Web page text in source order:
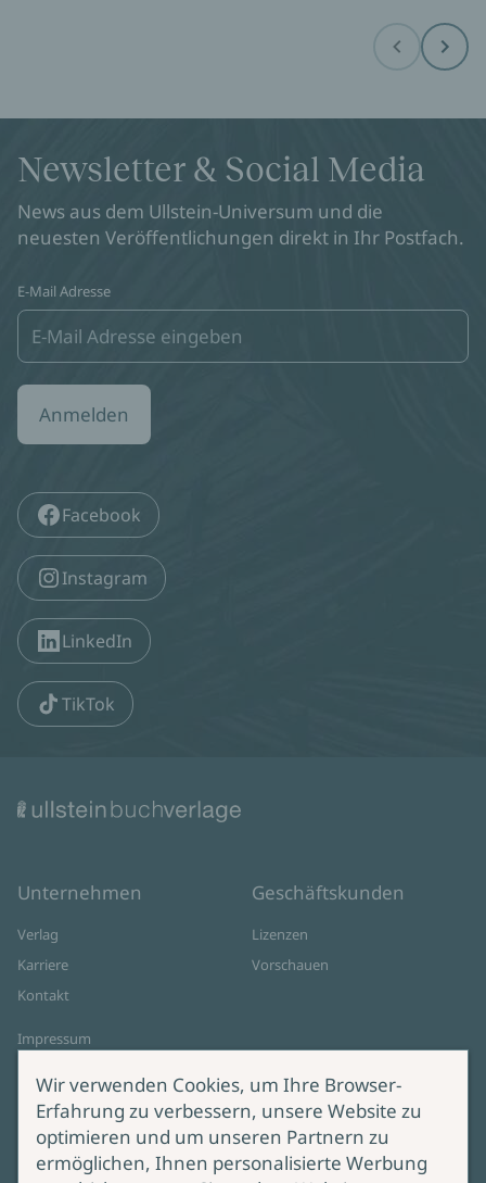
Before Next
Newsletter & Social Media
News aus dem Ullstein-Universum und die
neuesten Veröffentlichungen direkt in Ihr Postfach.
E-Mail Adresse
Anmelden
Facebook
Instagram
LinkedIn
TikTok
Unternehmen
Verlag
Karriere
Kontakt
Impressum
Cookie-Einstellungen
AGB Online Shop
Geschäftskunden
Lizenzen
Vorschauen
Wir verwenden Cookies, um Ihre Browser-
Erfahrung zu verbessern, unsere Website zu
optimieren und um unseren Partnern zu
ermöglichen, Ihnen personalisierte Werbung